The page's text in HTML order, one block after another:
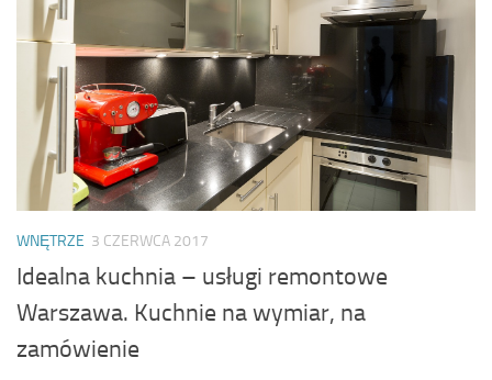
WNĘTRZE 3 CZERWCA 2017
Idealna kuchnia – usługi remontowe
Warszawa. Kuchnie na wymiar, na
zamówienie